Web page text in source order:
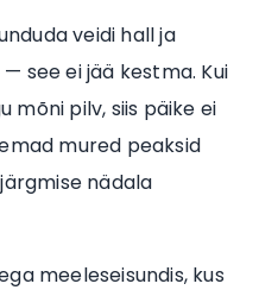
veidi hall ja
see ei jää kestma. Kui
mõni pilv, siis päike ei
mured peaksid
nädala
meeleseisundis, kus